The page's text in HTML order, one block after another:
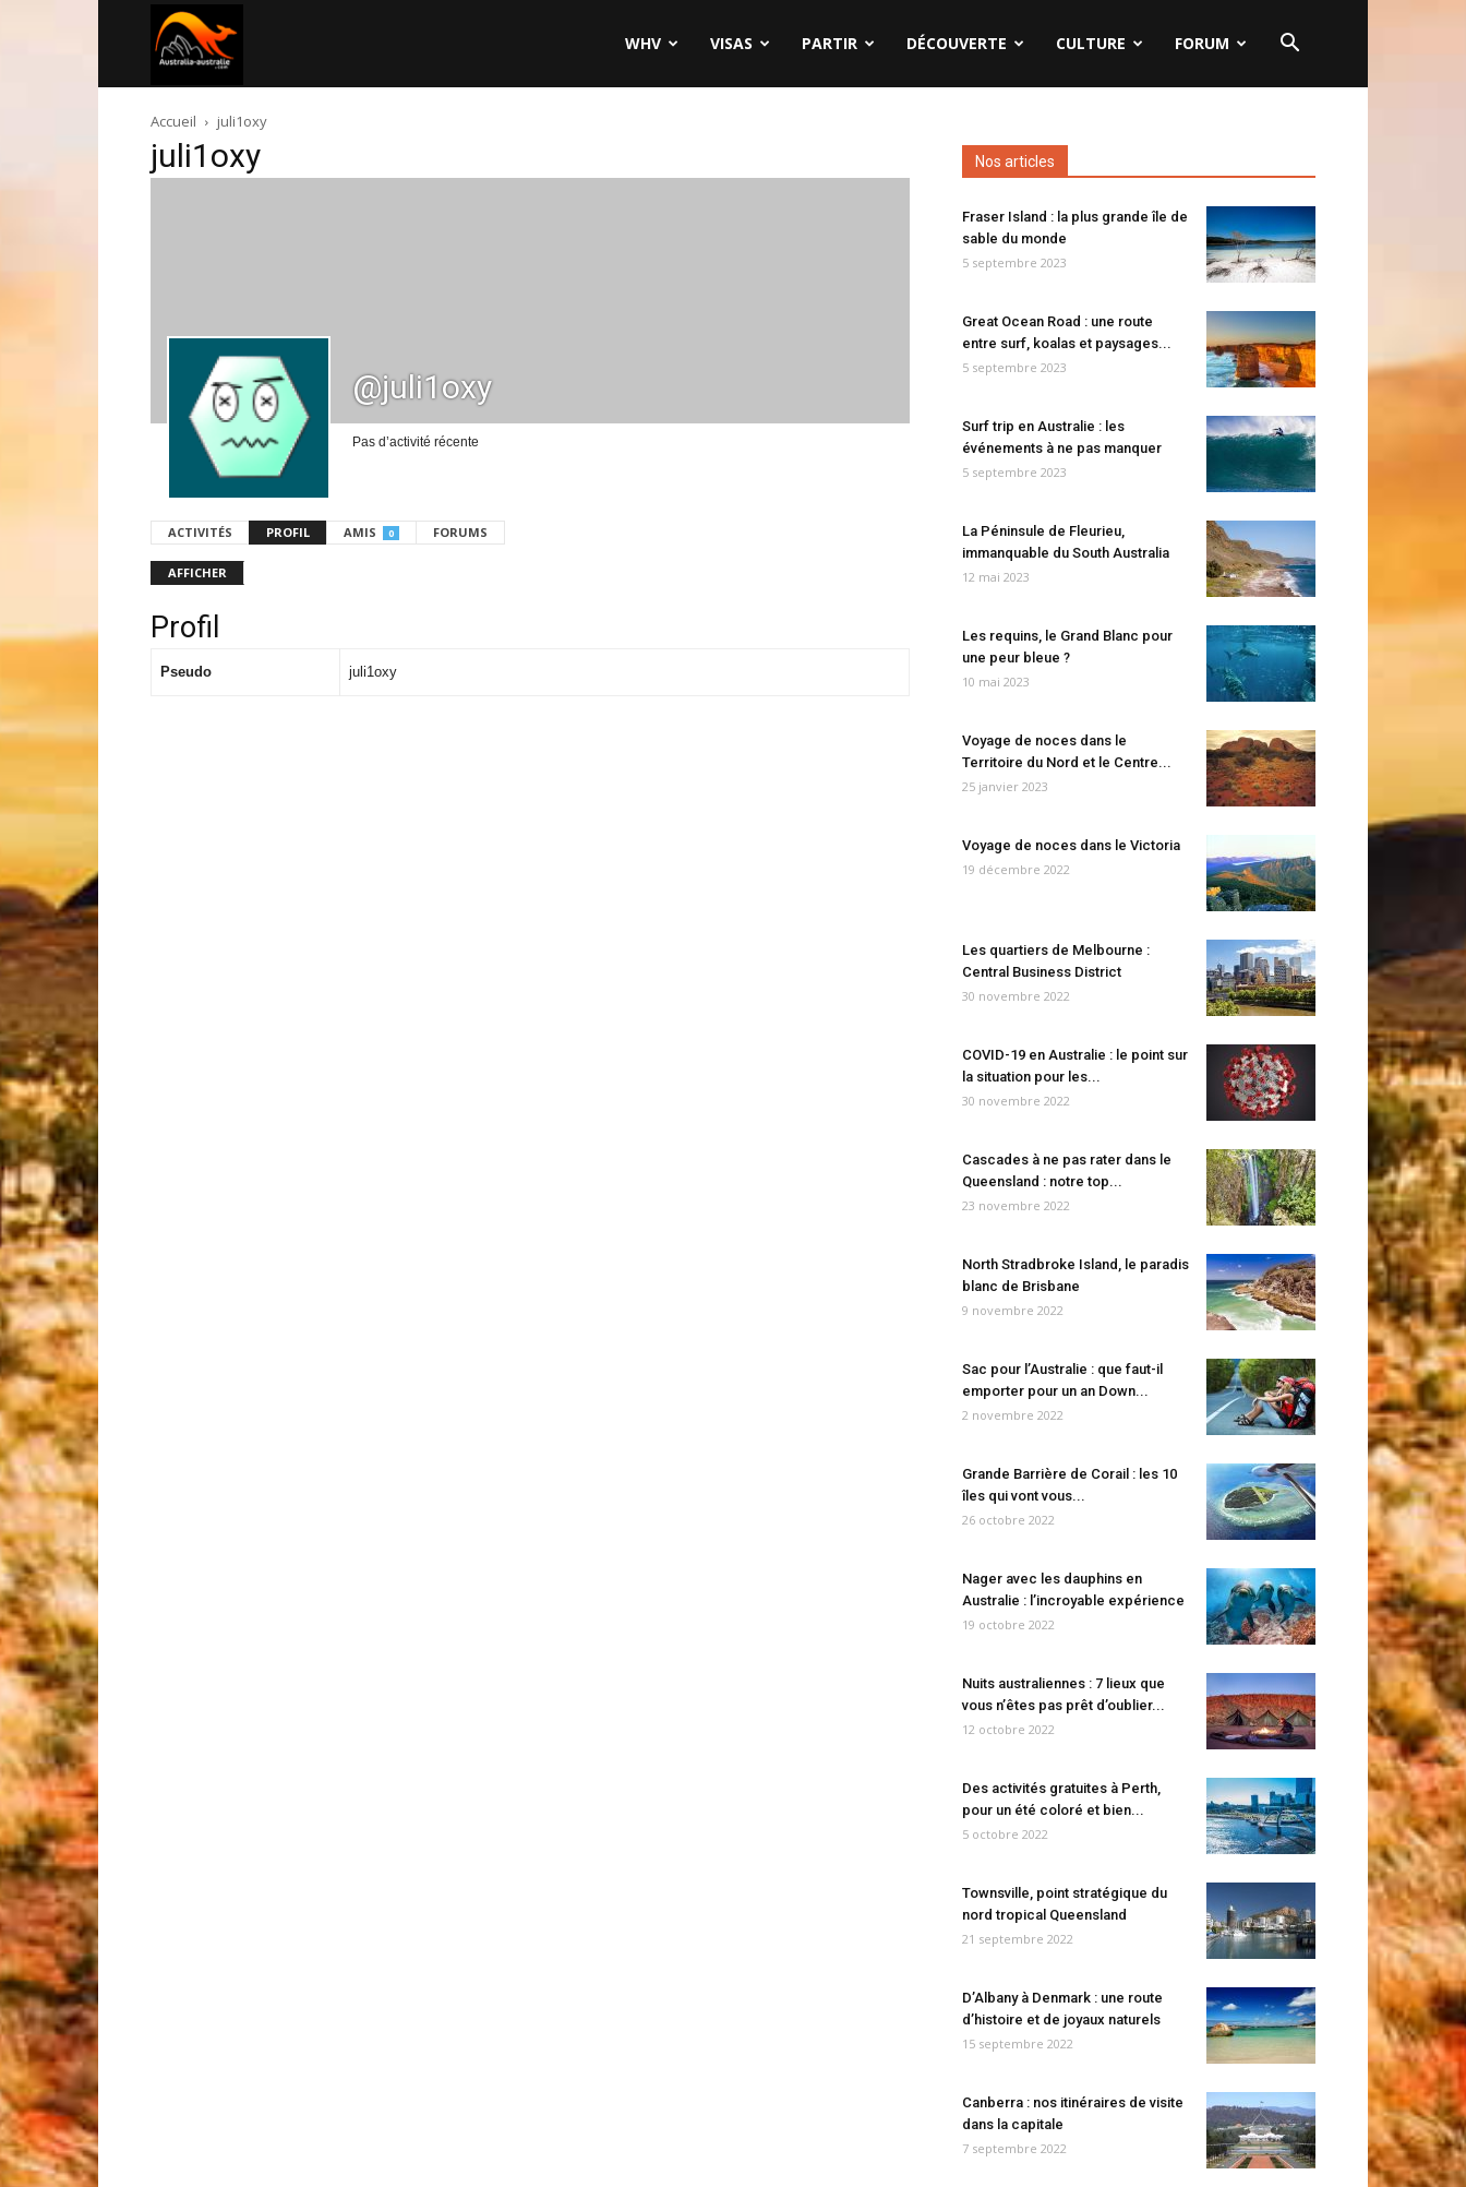
australie.com
WHV VISAS PARTIR DÉCOUVERTE CULTURE FORUM
Accueil juli1oxy
juli1oxy
@juli1oxy
Pas d’activité récente
ACTIVITÉS PROFIL AMIS 0 FORUMS
AFFICHER
Profil
Pseudo juli1oxy
Nos articles
Fraser Island : la plus grande île de
sable du monde
5 septembre 2023
Great Ocean Road : une route
entre surf, koalas et paysages...
5 septembre 2023
Surf trip en Australie : les
événements à ne pas manquer
5 septembre 2023
La Péninsule de Fleurieu,
immanquable du South Australia
12 mai 2023
Les requins, le Grand Blanc pour
une peur bleue ?
10 mai 2023
Voyage de noces dans le
Territoire du Nord et le Centre...
25 janvier 2023
Voyage de noces dans le Victoria
19 décembre 2022
Les quartiers de Melbourne :
Central Business District
30 novembre 2022
COVID-19 en Australie : le point sur
la situation pour les...
30 novembre 2022
Cascades à ne pas rater dans le
Queensland : notre top...
23 novembre 2022
North Stradbroke Island, le paradis
blanc de Brisbane
9 novembre 2022
Sac pour l’Australie : que faut-il
emporter pour un an Down...
2 novembre 2022
Grande Barrière de Corail : les 10
îles qui vont vous...
26 octobre 2022
Nager avec les dauphins en
Australie : l’incroyable expérience
19 octobre 2022
Nuits australiennes : 7 lieux que
vous n’êtes pas prêt d’oublier...
12 octobre 2022
Des activités gratuites à Perth,
pour un été coloré et bien...
5 octobre 2022
Townsville, point stratégique du
nord tropical Queensland
21 septembre 2022
D’Albany à Denmark : une route
d’histoire et de joyaux naturels
15 septembre 2022
Canberra : nos itinéraires de visite
dans la capitale
7 septembre 2022